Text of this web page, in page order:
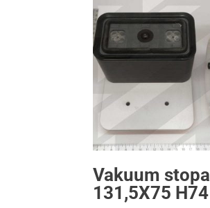
Vakuum stopa
131,5X75 H74